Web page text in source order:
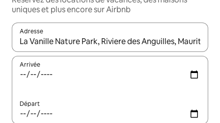
uniques et plus encore sur Airbnb
Adresse
Lorsque les résultats s'affichent, utilisez les flèches vers le
Arrivée
Départ